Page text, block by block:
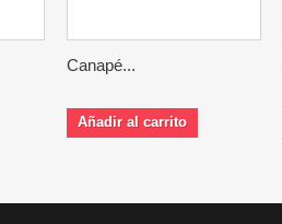
Canapé...
Añadir al carrito